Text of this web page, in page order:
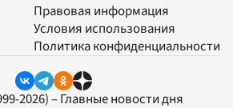
Правовая информация
Условия использования
Политика конфиденциальности
2026) – Главные новости дня